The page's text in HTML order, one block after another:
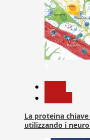
La proteina
utilizzando i